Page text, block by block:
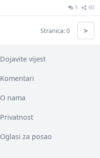
5 60
Stranica: 0 >
Dojavite vijest
Komentari
O nama
Privatnost
Oglasi za posao